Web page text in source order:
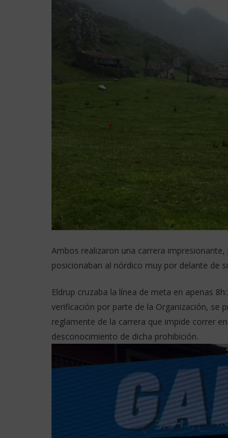
Ambos realizaron una carrera
posicionaban al nórdico muy por delante de
Eldrup cruzaba la línea de meta en apenas
verificación por parte de la Organización, se
reglamente de la carrera que impide correr
desconocimiento de dicha prohibición.